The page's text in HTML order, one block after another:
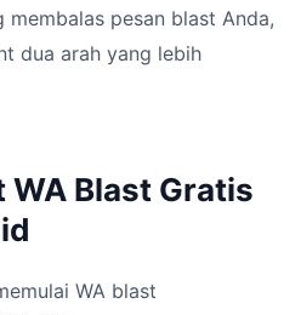
membalas pesan blast Anda,
dua arah yang lebih
WA Blast Gratis
WA blast